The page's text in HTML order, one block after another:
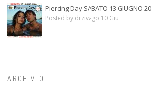
Piercing Day SABATO 13 GIUGNO
Posted by drzivago 10 Giu
ARCHIVIO